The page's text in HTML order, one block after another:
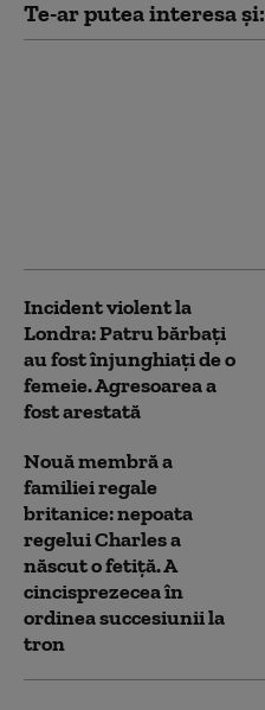
Te-ar putea interesa și:
Incident violent la
Londra: Patru bărbaţi
au fost înjunghiaţi de o
femeie. Agresoarea a
fost arestată
Nouă membră a
familiei regale
britanice: nepoata
regelui Charles a
născut o fetiță. A
cincisprezecea în
ordinea succesiunii la
tron